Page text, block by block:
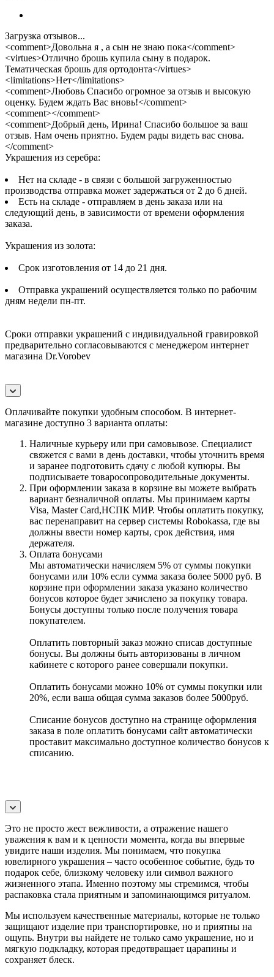
Загрузка отзывов...
<comment>Довольна я , а сын не знаю пока</comment>
<virtues>Отлично брошь купила сыну в подарок.
Тематическая брошь для ортодонта</virtues>
<limitations>Нет</limitations>
<comment>Любовь Спасибо огромное за отзыв и высокую
оценку. Будем ждать Вас вновь!</comment>
<comment></comment>
<comment>Добрый день, Ирина! Спасибо большое за ваш
отзыв. Нам очень приятно. Будем рады видеть вас снова.
</comment>
Украшения из серебра:
Нет на складе - в связи с большой загруженностью
производства отправка может задержаться от 2 до 6 дней.
Есть на складе - отправляем в день заказа или на
следующий день, в зависимости от времени оформления
заказа.
Украшения из золота:
Срок изготовления от 14 до 21 дня.
Отправка украшений осуществляется только по рабочим
дням недели пн-пт.
Сроки отправки украшений с индивидуальной гравировкой
предварительно согласовываются с менеджером интернет
магазина Dr.Vorobev
Оплачивайте покупки удобным способом. В интернет-
магазине доступно 3 варианта оплаты:
Наличные курьеру или при самовывозе. Специалист
свяжется с вами в день доставки, чтобы уточнить время
и заранее подготовить сдачу с любой купюры. Вы
подписываете товаросопроводительные документы.
При оформлении заказа в корзине вы можете выбрать
вариант безналичной оплаты. Мы принимаем карты
Visa, Master Card,НСПК МИР. Чтобы оплатить покупку,
вас перенаправит на сервер системы Robokassa, где вы
должны ввести номер карты, срок действия, имя
держателя.
Оплата бонусами
Мы автоматически начисляем 5% от суммы покупки
бонусами или 10% если сумма заказа более 5000 руб. В
корзине при оформлении заказа указано количество
бонусов которое будет зачислено за покупку товара.
Бонусы доступны только после получения товара
покупателем.
Оплатить повторный заказ можно списав доступные
бонусы. Вы должны быть авторизованы в личном
кабинете с которого ранее совершали покупки.
Оплатить бонусами можно 10% от суммы покупки или
20%, если ваша общая сумма заказов более 5000руб.
Списание бонусов доступно на странице оформления
заказа в поле оплатить бонусами сайт автоматически
проставит максимально доступное количество бонусов к
списанию.
Это не просто жест вежливости, а отражение нашего
уважения к вам и к ценности момента, когда вы впервые
увидите наши изделия. Мы понимаем, что покупка
ювелирного украшения – часто особенное событие, будь то
подарок себе, близкому человеку или символ важного
жизненного этапа. Именно поэтому мы стремимся, чтобы
распаковка стала приятным и запоминающимся ритуалом.
Мы используем качественные материалы, которые не только
защищают изделие при транспортировке, но и приятны на
ощупь. Внутри вы найдете не только само украшение, но и
мягкую подкладку, которая предотвращает царапины и
сохраняет блеск.